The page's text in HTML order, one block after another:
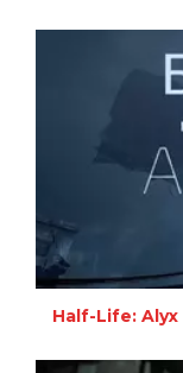
Half-Life: Alyx